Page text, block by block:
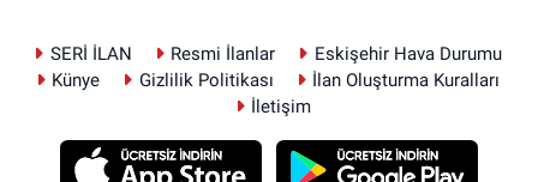
SERİ İLAN Resmi İlanlar
Eskişehir Hava Durumu
Künye
Gizlilik Politikası
İlan Oluşturma Kuralları
İletişim